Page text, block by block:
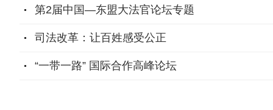
第2届中国—东盟大法官论坛专题
司法改革：让百姓感受公正
“一带一路” 国际合作高峰论坛